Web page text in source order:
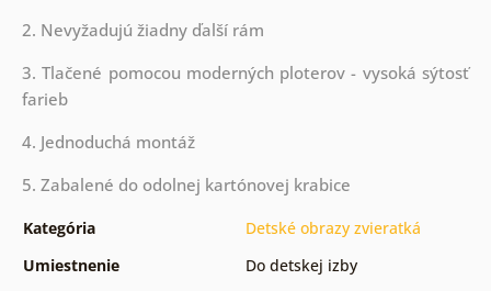
2. Nevyžadujú žiadny ďalší rám
3. Tlačené pomocou moderných ploterov - vysoká sýtosť
farieb
4. Jednoduchá montáž
5. Zabalené do odolnej kartónovej krabice
Kategória
Detské obrazy zvieratká
Umiestnenie
Do detskej izby